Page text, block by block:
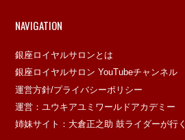
NAVIGATION
銀座ロイヤルサロンとは
銀座ロイヤルサロン YouTubeチャンネル
運営方針/プライバシーポリシー
運営：ユウキアユミワールドアカデミー
姉妹サイト：大倉正之助 鼓ライダーが行く